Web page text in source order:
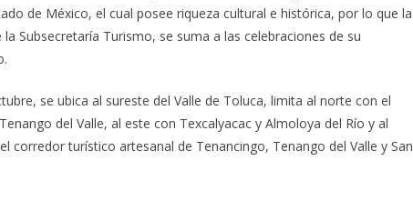
de México, el cual posee riqueza cultural e histórica, por lo que la
Subsecretaría Turismo, se suma a las celebraciones de su
se ubica al sureste del Valle de Toluca, limita al norte con el
del Valle, al este con Texcalyacac y Almoloya del Río y al
corredor turístico artesanal de Tenancingo, Tenango del Valle y San